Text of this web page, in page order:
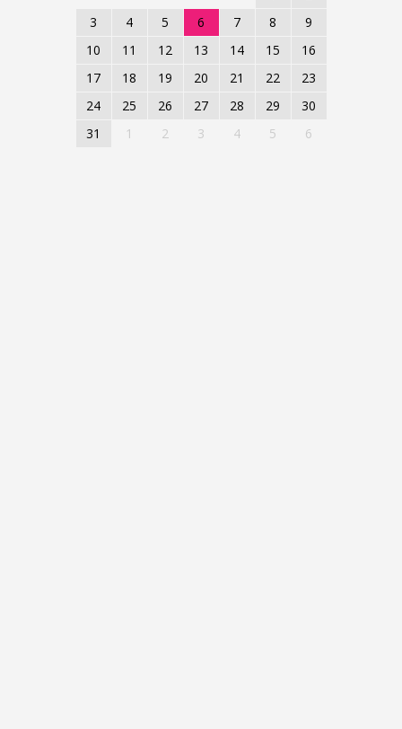
3
4 5 6 7 8
9
10
11 12 13 14 15
16
17
18 19 20 21 22
23
24
25 26 27 28 29
30
31
1 2 3 4 5 6